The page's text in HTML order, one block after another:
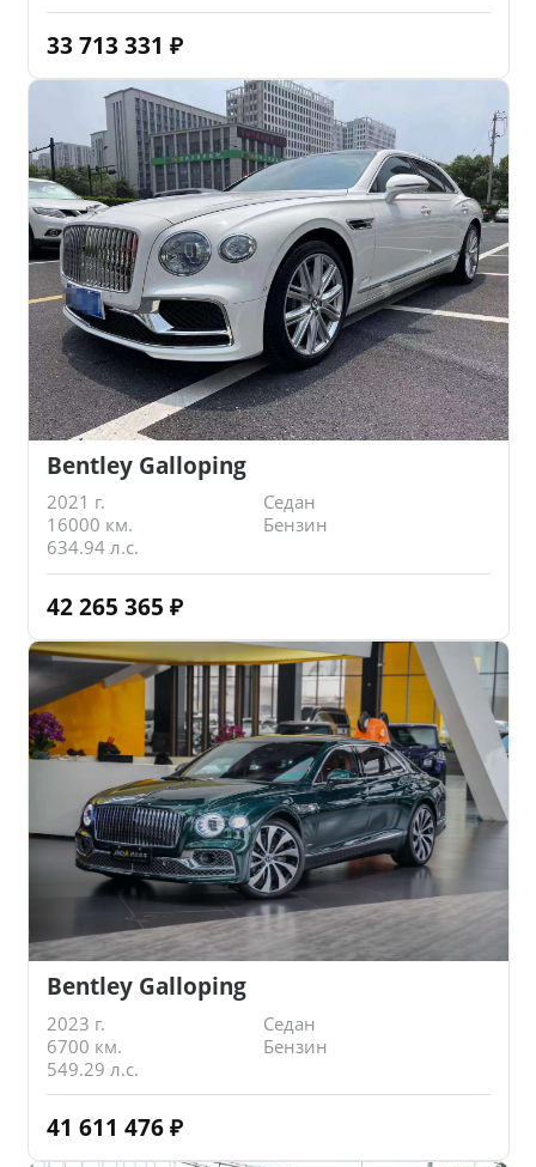
33 713 331 ₽
Bentley Galloping
2021 г.
Седан
16000 км.
Бензин
634.94 л.с.
42 265 365 ₽
Bentley Galloping
2023 г.
Седан
6700 км.
Бензин
549.29 л.с.
41 611 476 ₽